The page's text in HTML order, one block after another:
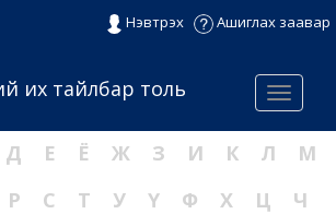
Нэвтрэх Ашиглах заавар
Menu
их тайлбар толь
Д Е Ё Ж З И К Л
М
Р С Т У Ү Ф Х Ц
Ч